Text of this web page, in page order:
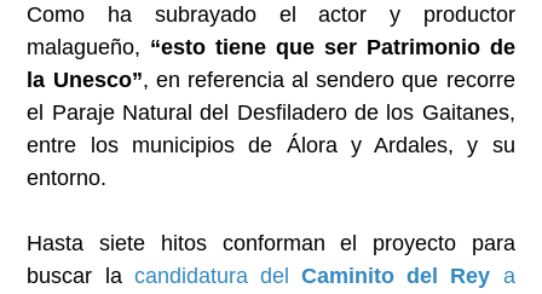
Como ha subrayado el actor y productor
malagueño, “esto tiene que ser Patrimonio de
la Unesco”, en referencia al sendero que recorre
el Paraje Natural del Desfiladero de los Gaitanes,
entre los municipios de Álora y Ardales, y su
entorno.
Hasta siete hitos conforman el proyecto para
buscar la candidatura delCaminito del Rey a